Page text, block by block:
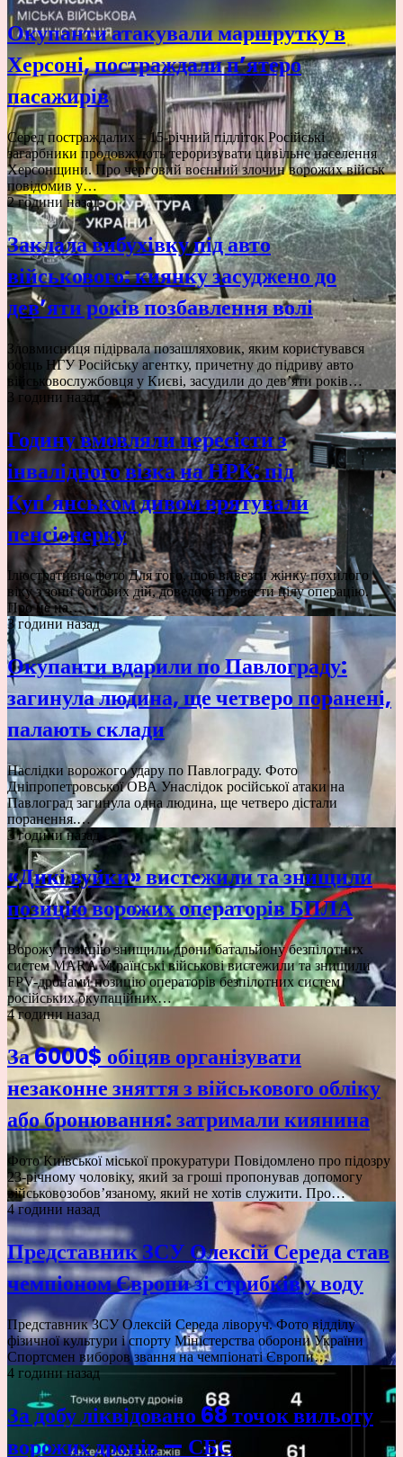
Окупанти атакували маршрутку в
Херсоні, постраждали п’ятеро
пасажирів
Серед постраждалих – 15-річний підліток Російські
загарбники продовжують тероризувати цивільне населення
Херсонщини. Про черговий воєнний злочин ворожих військ
повідомив у…
2 години назад
Заклала вибухівку під авто
військового: киянку засуджено до
дев’яти років позбавлення волі
Зловмисниця підірвала позашляховик, яким користувався
боєць НГУ Російську агентку, причетну до підриву авто
військовослужбовця у Києві, засудили до дев’яти років…
3 години назад
Годину вмовляли пересісти з
інвалідного візка на НРК: під
Куп’янськом дивом врятували
пенсіонерку
Ілюстративне фото Для того, щоб вивезти жінку похилого
віку з зони бойових дій, довелося провести цілу операцію.
Про це на…
3 години назад
Окупанти вдарили по Павлограду:
загинула людина, ще четверо поранені,
палають склади
Наслідки ворожого удару по Павлограду. Фото
Дніпропетровської ОВА Унаслідок російської атаки на
Павлоград загинула одна людина, ще четверо дістали
поранення.…
3 години назад
«Дикі вуйки» вистежили та знищили
позицію ворожих операторів БПЛА
Ворожу позицію знищили дрони батальйону безпілотних
систем MARA Українські військові вистежили та знищили
FPV-дронами позицію операторів безпілотних систем
російських окупаційних…
4 години назад
За 6000$ обіцяв організувати
незаконне зняття з військового обліку
або бронювання: затримали киянина
Фото Київської міської прокуратури Повідомлено про підозру
23-річному чоловіку, який за гроші пропонував допомогу
військовозобов’язаному, який не хотів служити. Про…
4 години назад
Представник ЗСУ Олексій Середа став
чемпіоном Європи зі стрибків у воду
Представник ЗСУ Олексій Середа ліворуч. Фото відділу
фізичної культури і спорту Міністерства оборони України
Спортсмен виборов звання на чемпіонаті Європи…
4 години назад
За добу ліквідовано 68 точок вильоту
ворожих дронів — СБС